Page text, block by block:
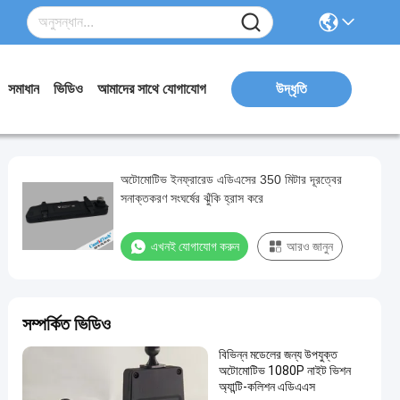
সমাধান ভিডিও আমাদের সাথে যোগাযোগ উদ্ধৃতি
অটোমোটিভ ইনফ্রারেড এডিএসের 350 মিটার দূরত্বের
সনাক্তকরণ সংঘর্ষের ঝুঁকি হ্রাস করে
এখনই যোগাযোগ করুন আরও জানুন
সম্পর্কিত ভিডিও
বিভিন্ন মডেলের জন্য উপযুক্ত
অটোমোটিভ 1080P নাইট ভিশন
অ্যান্টি-কলিশন এডিএএস